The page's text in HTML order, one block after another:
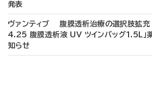
発表
ヴァンティブ 腹膜透析治療の選択肢拡充
4.25 腹膜透析液 UV ツインバッグ1.5L」
知らせ